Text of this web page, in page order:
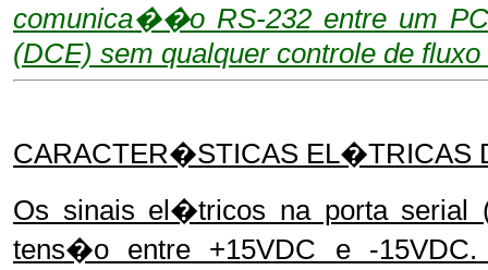
comunica��o RS-232 entre um
(DCE) sem qualquer controle de
CARACTER�STICAS EL�TRICAS
Os sinais el�tricos na porta serial
tens�o entre +15VDC e -